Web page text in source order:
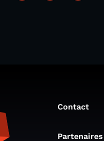
Contact
Partenaires